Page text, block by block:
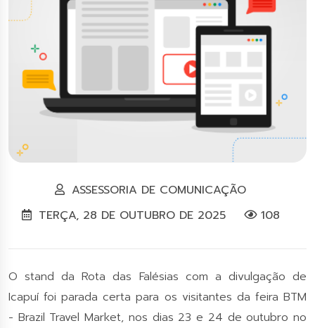
ASSESSORIA DE COMUNICAÇÃO
TERÇA, 28 DE OUTUBRO DE 2025
108
O stand da Rota das Falésias com a divulgação de
Icapuí foi parada certa para os visitantes da feira BTM
- Brazil Travel Market, nos dias 23 e 24 de outubro no